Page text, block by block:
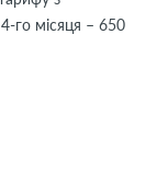
го місяця – 650